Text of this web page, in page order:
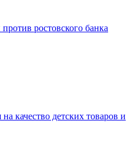
ростовского банка
качество детских товаров и